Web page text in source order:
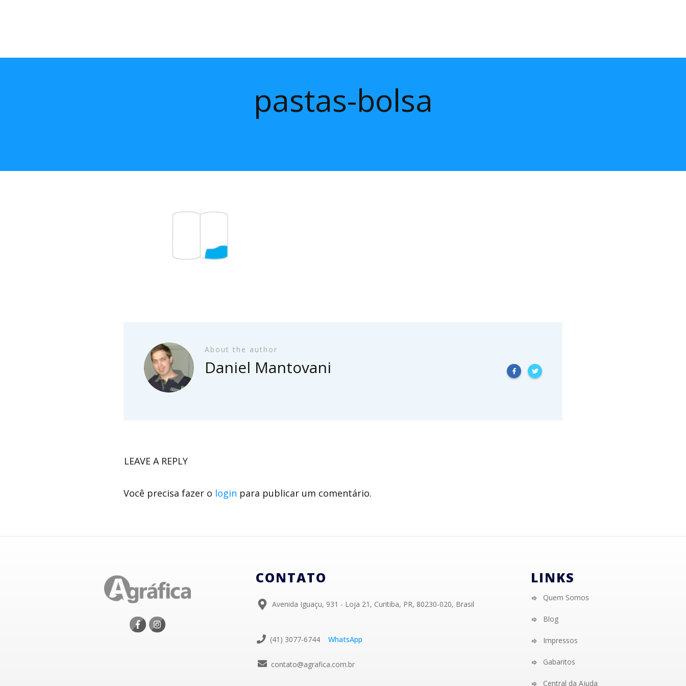
pastas-bolsa
About the author
Daniel Mantovani
LEAVE A REPLY
Você precisa fazer o login para publicar um comentário.
CONTATO
Avenida Iguaçu, 931 - Loja 21, Curitiba, PR, 80230-020, Brasil
(41) 3077-6744 WhatsApp
contato@agrafica.com.br
LINKS
Quem Somos
Blog
Impressos
Gabaritos
Central da Ajuda